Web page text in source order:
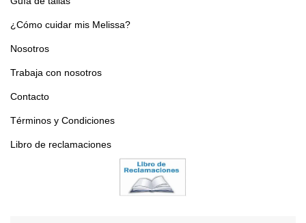
¿Cómo cuidar mis Melissa?
Nosotros
Trabaja con nosotros
Contacto
Términos y Condiciones
Libro de reclamaciones